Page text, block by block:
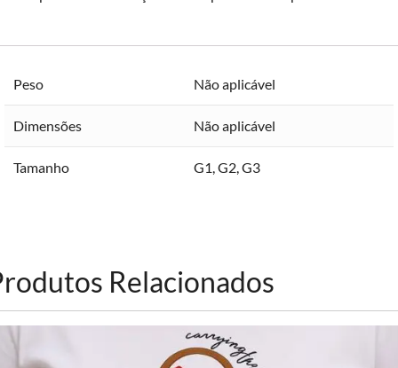
Peso Não aplicável
Dimensões Não aplicável
Tamanho G1 G2 G3
Relacionados